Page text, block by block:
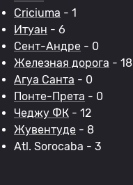
Criciuma - 1
Итуан - 6
Сент-Андре - 0
Железная дорога - 18
Агуа Санта - 0
Понте-Прета - 0
Чеджу ФК - 12
Жувентуде - 8
Atl. Sorocaba - 3